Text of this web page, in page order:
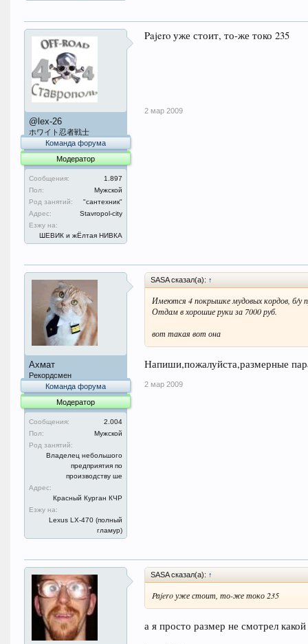
@lex-26
ホワイト忍者戦士
Команда форума
Модератор
Сообщения:
1.897
Пол:
Мужской
Род занятий:
"сантехник"
Адрес:
Stavropol-city
Езжу на:
ШЕВИК и жЁлтая НИВКА
Pajero уже стоит, то-же токо 235
2 мар 2009
Ахмат
Рекордсмен
Команда форума
Модератор
Сообщения:
2.004
Пол:
Мужской
Род занятий:
Владелец небольшого
предприятия по
производству ше
Адрес:
Красный Курган КЧР
Езжу на:
Lexus LX-470 (полный
гламур)
SASA сказал(а): ↑
Имеются 4 покрышке мудовых кордов, б/у
Отдам в хорошие руки за 7000 руб.
вот такая вот она
Напиши,пожалуйста,размерные
2 мар 2009
SASA сказал(а): ↑
Pajero уже стоит, то-же токо 235
а я просто размер не смотрел